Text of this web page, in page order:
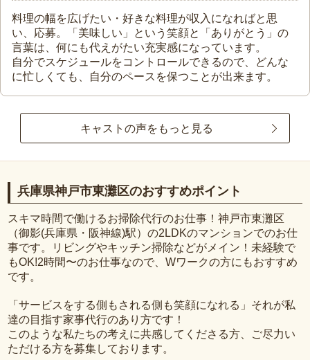
料理の幅を広げたい・好きな料理が収入になればと思
い、応募。「美味しい」という笑顔と「ありがとう」の
言葉は、何にも代えがたい充実感になっています。
自分でスケジュールをコントロールできるので、どんな
に忙しくても、自分のペースを保つことが出来ます。
キャストの声をもっと見る
兵庫県神戸市東灘区のおすすめポイント
スキマ時間で働けるお掃除代行のお仕事！神戸市東灘区
（御影(兵庫県・阪神線)駅）の2LDKのマンションでのお仕
事です。リビングやキッチン掃除などがメイン！未経験で
もOK!2時間〜のお仕事なので、Wワークの方にもおすすめ
です。
「サービスをする側もされる側も笑顔になれる」それが私
達の目指す家事代行のあり方です！
このような私たちの考えに共感してくださる方、ご尽力い
ただける方を募集しております。